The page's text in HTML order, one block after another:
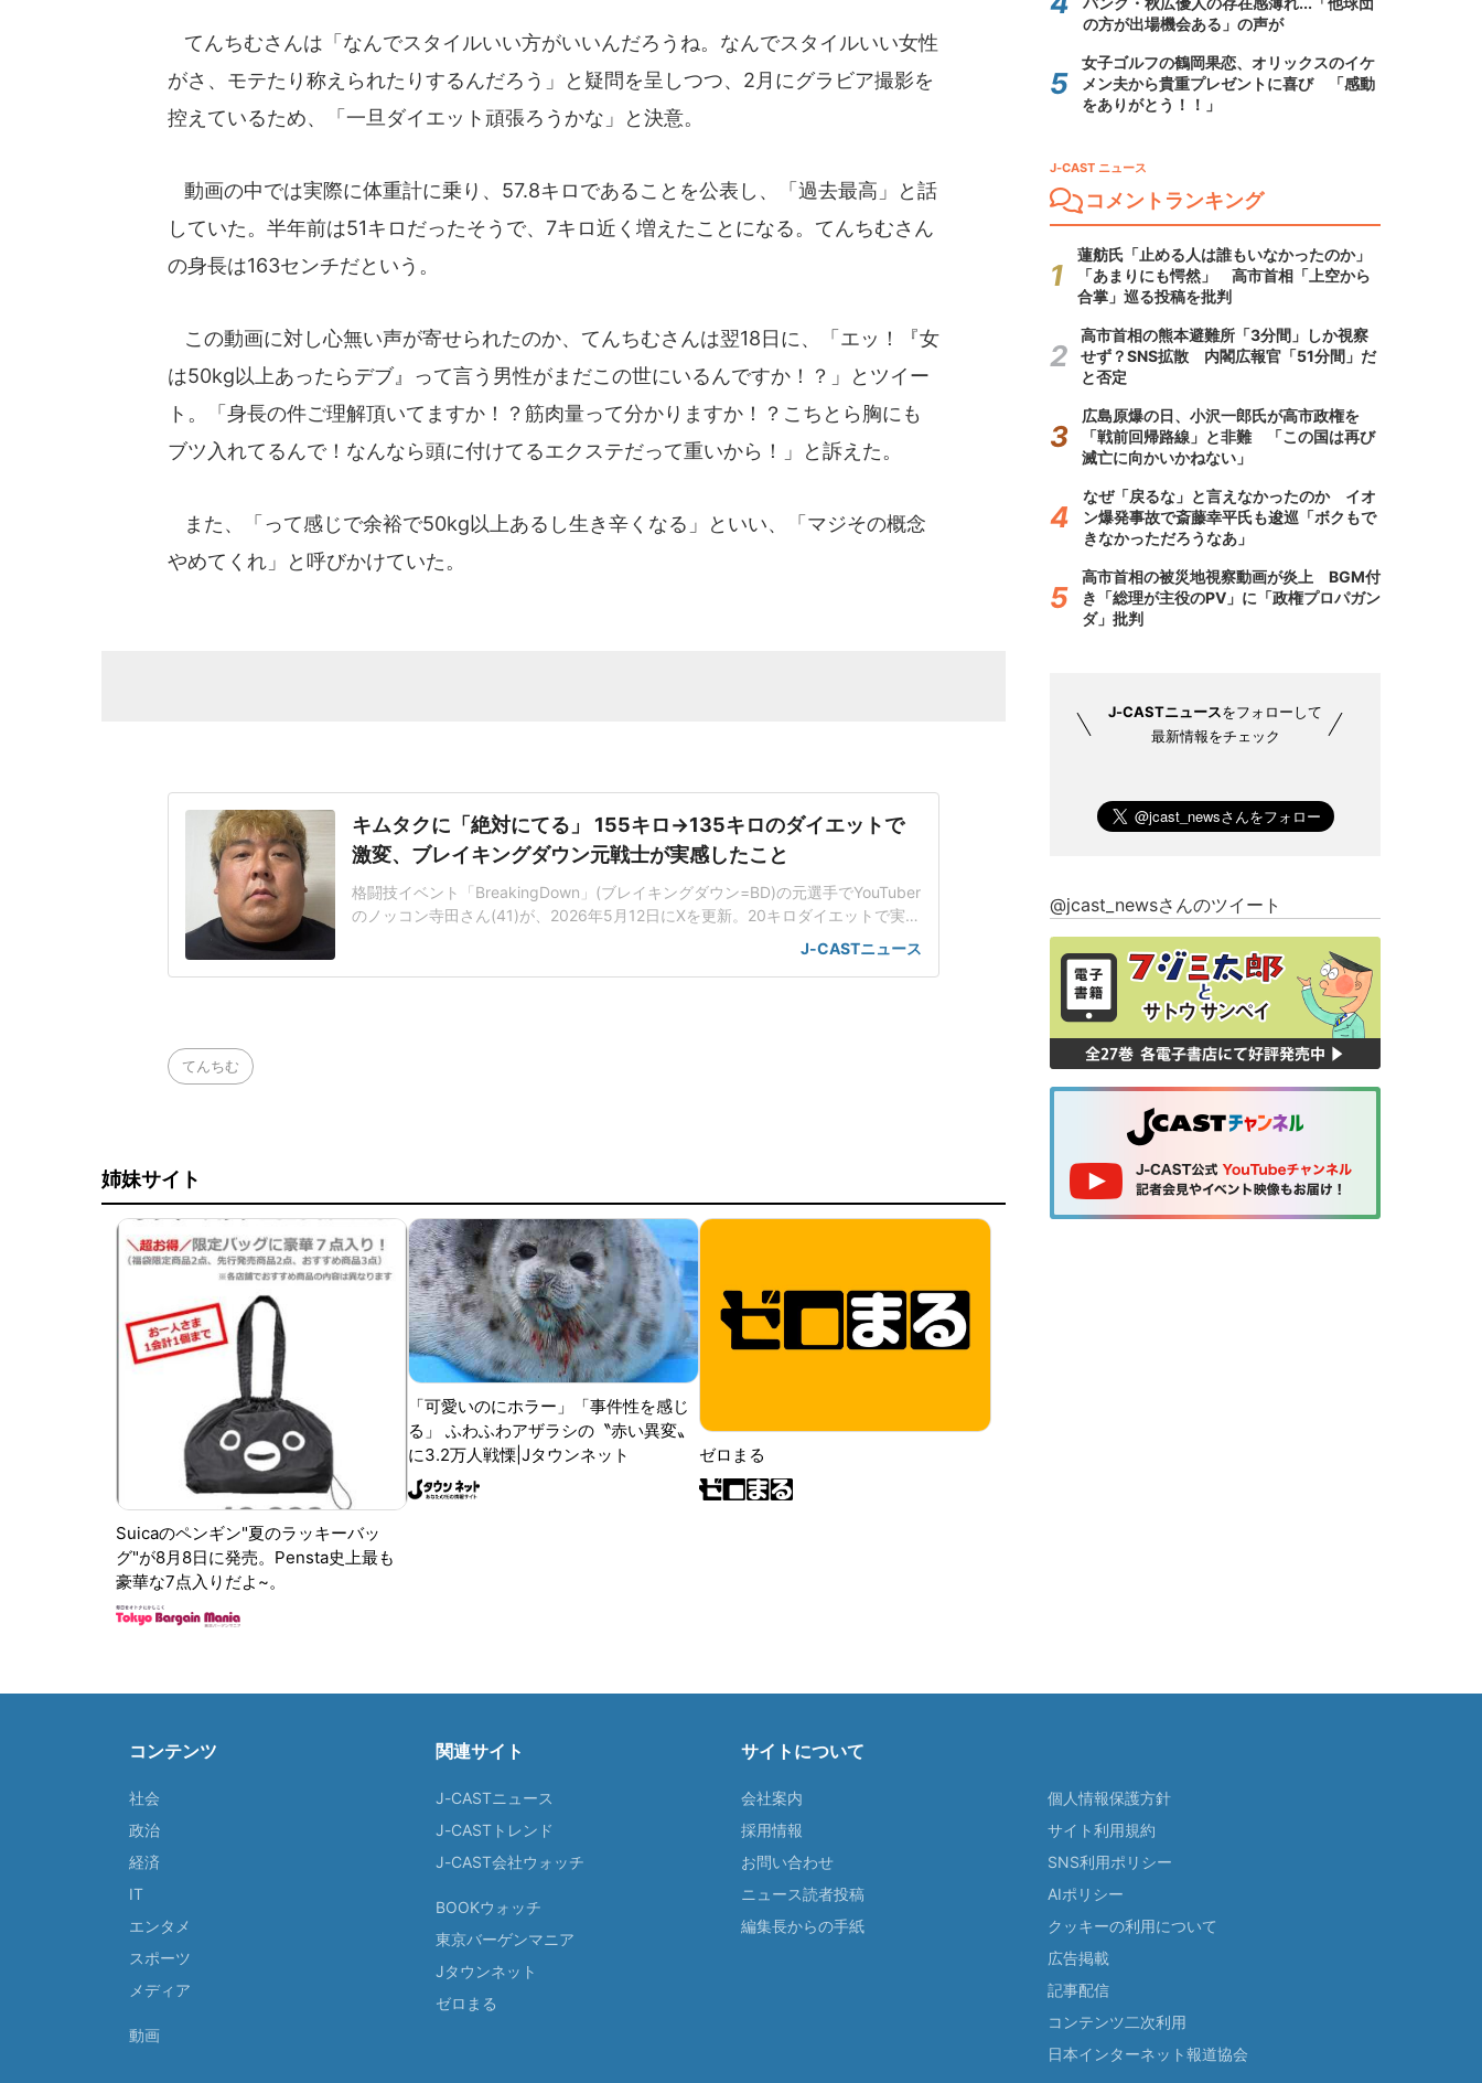
てんちむさんは「なんでスタイルいい方がいいんだろうね。なんでスタイルいい女性
がさ、モテたり称えられたりするんだろう」と疑問を呈しつつ、2月にグラビア撮影を
控えているため、「一旦ダイエット頑張ろうかな」と決意。
動画の中では実際に体重計に乗り、57.8キロであることを公表し、「過去最高」と話
していた。半年前は51キロだったそうで、7キロ近く増えたことになる。てんちむさん
の身長は163センチだという。
この動画に対し心無い声が寄せられたのか、てんちむさんは翌18日に、「エッ！『女
は50kg以上あったらデブ』って言う男性がまだこの世にいるんですか！？」とツイー
ト。「身長の件ご理解頂いてますか！？筋肉量って分かりますか！？こちとら胸にも
ブツ入れてるんで！なんなら頭に付けてるエクステだって重いから！」と訴えた。
また、「って感じで余裕で50kg以上あるし生き辛くなる」といい、「マジその概念
やめてくれ」と呼びかけていた。
キムタクに「絶対にてる」 155キロ→135キロのダイエットで
激変、ブレイキングダウン元戦士が実感したこと
格闘技イベント「BreakingDown」(ブレイキングダウン=BD)の元選手でYouTuber
のノッコン寺田さん(41)が、2026年5月12日にXを更新。20キロダイエットで実感
していることを明かした。「デブはみんなダイエットしてイケメンになれ」ノッ
コン寺田さんは25年12月、YouTubeで、体調不良で受診した病院で医師から体重
J-CASTニュース
てんちむ
姉妹サイト
Suicaのペンギン"夏のラッキーバッ
グ"が8月8日に発売。Pensta史上最も
豪華な7点入りだよ~。
「可愛いのにホラー」「事件性を感じ
る」 ふわふわアザラシの〝赤い異変〟
に3.2万人戦慄|Jタウンネット
ゼロまる
の方が出場機会ある」の声が
女子ゴルフの鶴岡果恋、オリックスのイケ
メン夫から貴重プレゼントに喜び 「感動
をありがとう！！」
J-CAST ニュース
コメントランキング
蓮舫氏「止める人は誰もいなかったのか」
「あまりにも愕然」 高市首相「上空から
合掌」巡る投稿を批判
高市首相の熊本避難所「3分間」しか視察
せず？SNS拡散 内閣広報官「51分間」だ
と否定
広島原爆の日、小沢一郎氏が高市政権を
「戦前回帰路線」と非難 「この国は再び
滅亡に向かいかねない」
なぜ「戻るな」と言えなかったのか イオ
ン爆発事故で斎藤幸平氏も逡巡「ボクもで
きなかっただろうなあ」
高市首相の被災地視察動画が炎上 BGM付
き「総理が主役のPV」に「政権プロパガン
ダ」批判
J-CASTニュースをフォローして
最新情報をチェック
@jcast_newsさんのツイート
コンテンツ
社会
政治
経済
IT
エンタメ
スポーツ
メディア
動画
関連サイト
J-CASTニュース
J-CASTトレンド
J-CAST会社ウォッチ
BOOKウォッチ
東京バーゲンマニア
Jタウンネット
ゼロまる
サイトについて
会社案内
採用情報
お問い合わせ
ニュース読者投稿
編集長からの手紙
個人情報保護方針
サイト利用規約
SNS利用ポリシー
AIポリシー
クッキーの利用について
広告掲載
記事配信
コンテンツ二次利用
日本インターネット報道協会